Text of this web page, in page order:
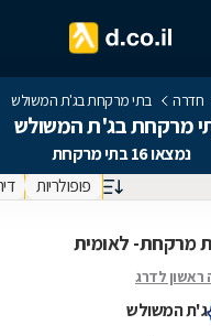
חדרה בתי מרקחת בג'ת המשולש
מרקחת בג'ת המשולש
נמצאו 16 בתי מרקחת
פופולריות
מרקחת- לאומית
ראשון לדרג
ג'ת המשולש